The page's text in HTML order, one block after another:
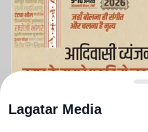
Lagatar Media